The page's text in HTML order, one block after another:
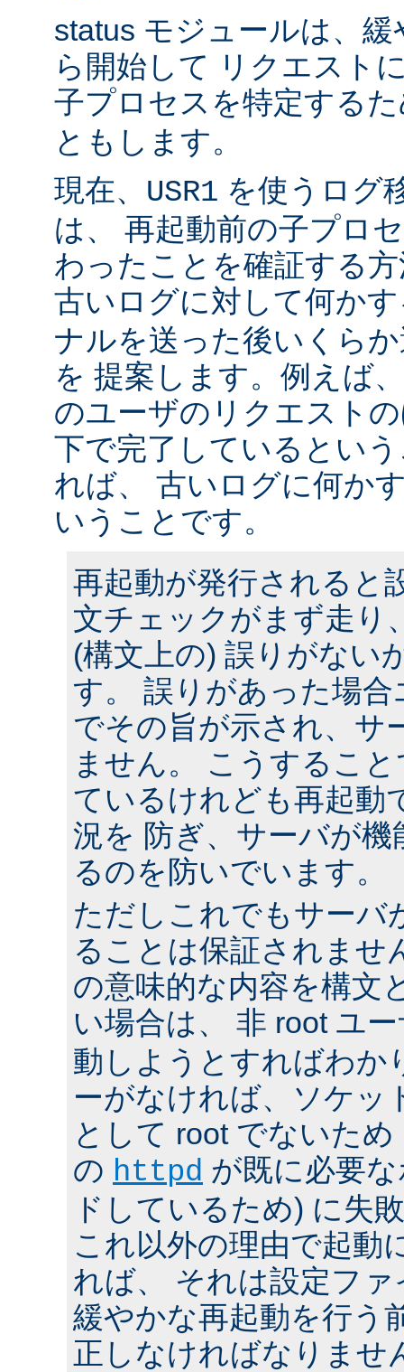
status モジュールは、
ら開始して リクエスト
子プロセスを特定する
ともします。
現在、 USR1 を使うログ
は、 再起動前の子プロ
わったことを確証する
古いログに対して何か
ナルを送った後いくら
を 提案します。例えば
のユーザのリクエスト
下で完了しているとい
れば、 古いログに何か
いうことです。
再起動が発行されると
文チェックがまず走り
(構文上の) 誤りがない
す。 誤りがあった場
でその旨が示され、サ
ません。 こうするこ
ているけれども再起動
況を 防ぎ、サーバが
るのを防いでいます。
ただしこれでもサーバ
ることは保証されませ
の意味的な内容を構文
い場合は、 非 root ユ
動しようとすればわか
ーがなければ、ソケッ
として root でないた
の httpd が既に必要
ドしているため) に失
これ以外の理由で起動
れば、 それは設定フ
緩やかな再起動を行う
正しなければなりませ